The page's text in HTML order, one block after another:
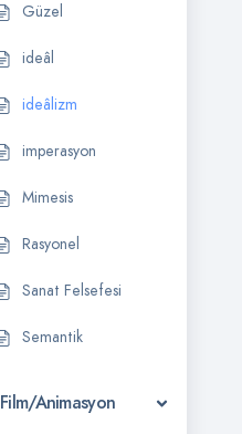
Güzel
ideâl
ideâlizm
imperasyon
Mimesis
Rasyonel
Sanat Felsefesi
Semantik
Film/Animasyon